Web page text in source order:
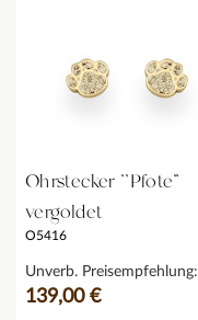
Ohrstecker ''Pfote"
vergoldet
O5416
Unverb. Preisempfehlung:
139,00 €